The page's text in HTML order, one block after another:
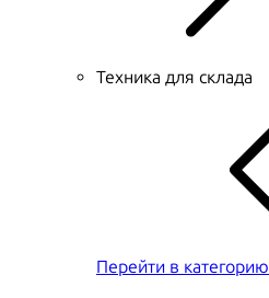
Техника для склада
Перейти в категорию